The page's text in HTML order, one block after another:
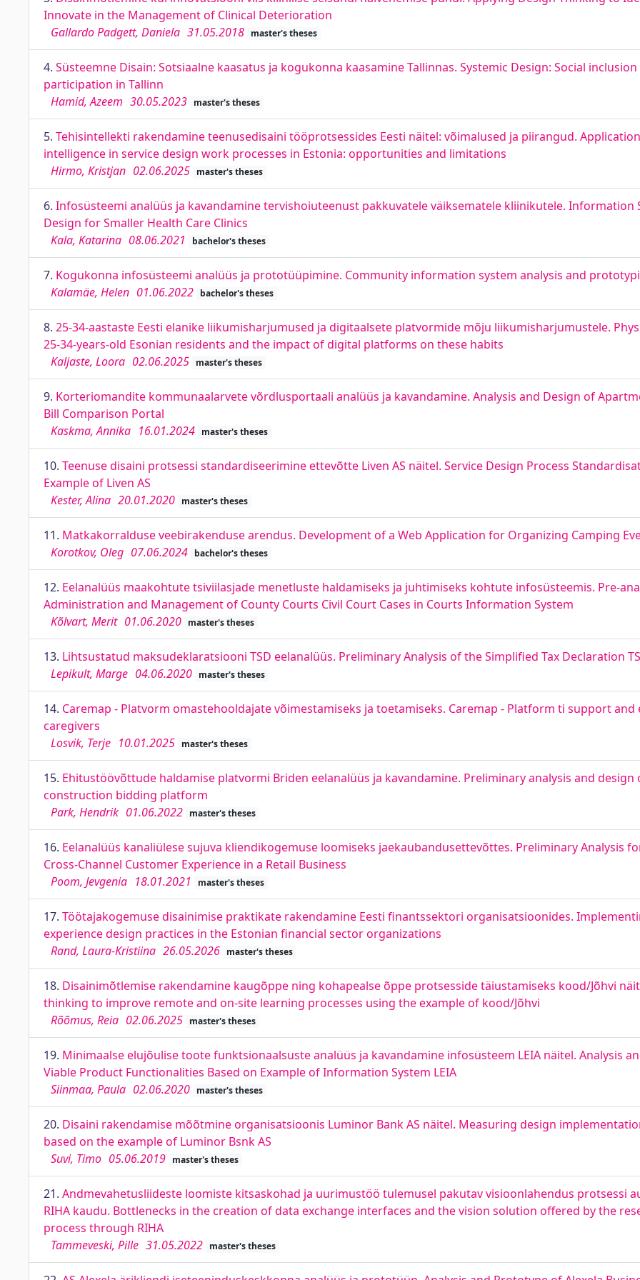
Innovate in the Management of Clinical Deterioration
Gallardo Padgett, Daniela 31.05.2018 master's theses
4. Süsteemne Disain: Sotsiaalne kaasatus ja kogukonna kaasamine Tallinnas. Systemic Design: Social
participation in Tallinn
Hamid, Azeem 30.05.2023 master's theses
5. Tehisintellekti rakendamine teenusedisaini tööprotsessides Eesti näitel: võimalused ja piirangud.
intelligence in service design work processes in Estonia: opportunities and limitations
Hirmo, Kristjan 02.06.2025 master's theses
6. Infosüsteemi analüüs ja kavandamine tervishoiuteenust pakkuvatele väiksematele kliinikutele. Information
Design for Smaller Health Care Clinics
Kala, Katarina 08.06.2021 bachelor's theses
7. Kogukonna infosüsteemi analüüs ja prototüüpimine. Community information system analysis and
Kalamäe, Helen 01.06.2022 bachelor's theses
8. 25-34-aastaste Eesti elanike liikumisharjumused ja digitaalsete platvormide mõju liikumisharjumustele.
25-34-years-old Esonian residents and the impact of digital platforms on these habits
Kaljaste, Loora 02.06.2025 master's theses
9. Korteriomandite kommunaalarvete võrdlusportaali analüüs ja kavandamine. Analysis and Design of
Bill Comparison Portal
Kaskma, Annika 16.01.2024 master's theses
10. Teenuse disaini protsessi standardiseerimine ettevõtte Liven AS näitel. Service Design Process
Example of Liven AS
Kester, Alina 20.01.2020 master's theses
11. Matkakorralduse veebirakenduse arendus. Development of a Web Application for Organizing Camping
Korotkov, Oleg 07.06.2024 bachelor's theses
12. Eelanalüüs maakohtute tsiviilasjade menetluste haldamiseks ja juhtimiseks kohtute infosüsteemis. Pre-
Administration and Management of County Courts Civil Court Cases in Courts Information System
Kõlvart, Merit 01.06.2020 master's theses
13. Lihtsustatud maksudeklaratsiooni TSD eelanalüüs. Preliminary Analysis of the Simplified Tax Declaration
Lepikult, Marge 04.06.2020 master's theses
14. Caremap - Platvorm omastehooldajate võimestamiseks ja toetamiseks. Caremap - Platform ti support
caregivers
Losvik, Terje 10.01.2025 master's theses
15. Ehitustöövõttude haldamise platvormi Briden eelanalüüs ja kavandamine. Preliminary analysis and design
construction bidding platform
Park, Hendrik 01.06.2022 master's theses
16. Eelanalüüs kanaliülese sujuva kliendikogemuse loomiseks jaekaubandusettevõttes. Preliminary Analysis
Cross-Channel Customer Experience in a Retail Business
Poom, Jevgenia 18.01.2021 master's theses
17. Töötajakogemuse disainimise praktikate rakendamine Eesti finantssektori organisatsioonides.
experience design practices in the Estonian financial sector organizations
Rand, Laura-Kristiina 26.05.2026 master's theses
18. Disainimõtlemise rakendamine kaugõppe ning kohapealse õppe protsesside täiustamiseks kood/Jõhvi
thinking to improve remote and on-site learning processes using the example of kood/Jõhvi
Rõõmus, Reia 02.06.2025 master's theses
19. Minimaalse elujõulise toote funktsionaalsuste analüüs ja kavandamine infosüsteem LEIA näitel. Analysis
Viable Product Functionalities Based on Example of Information System LEIA
Siinmaa, Paula 02.06.2020 master's theses
20. Disaini rakendamise mõõtmine organisatsioonis Luminor Bank AS näitel. Measuring design
based on the example of Luminor Bsnk AS
Suvi, Timo 05.06.2019 master's theses
21. Andmevahetusliideste loomiste kitsaskohad ja uurimustöö tulemusel pakutav visioonlahendus protsessi
RIHA kaudu. Bottlenecks in the creation of data exchange interfaces and the vision solution offered by the
process through RIHA
Tammeveski, Pille 31.05.2022 master's theses